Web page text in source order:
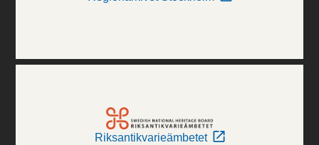
Riksantikvarieämbetet